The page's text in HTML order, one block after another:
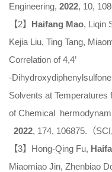
Engineering, 2022, 10,
【2】 Haifang Mao, Liqin
Kejia Liu, Ting Tang,
Correlation of 4,4’
-
Solvents at Temperatures
of Chemical
2022, 174, 106875.（
【3】Hong-Qing Fu,
Miaomiao Jin, Zhenbiao